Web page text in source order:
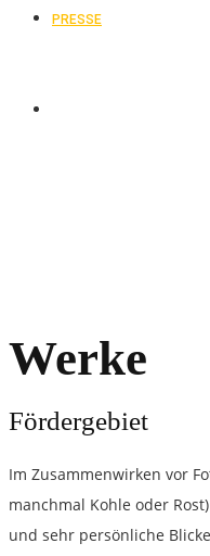
PRESSE
Werke
Fördergebiet
Im Zusammenwirken vor
manchmal Kohle oder
und sehr persönliche